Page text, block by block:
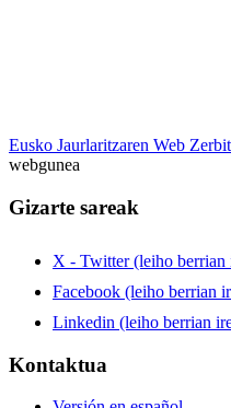
Eusko Jaurlaritzaren Web
webgunea
Gizarte sareak
X - Twitter (leiho berrian
Facebook (leiho berrian
Linkedin (leiho berrian
Kontaktua